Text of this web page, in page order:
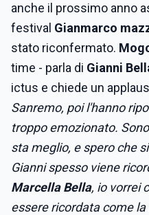
anche il prossimo anno
festival Gianmarco
stato riconfermato.
time - parla di Gianni
ictus e chiede un
Sanremo, poi l'hanno
troppo emozionato.
sta meglio, e spero che
Gianni spesso viene
Marcella Bella, io vorrei
essere ricordata come la